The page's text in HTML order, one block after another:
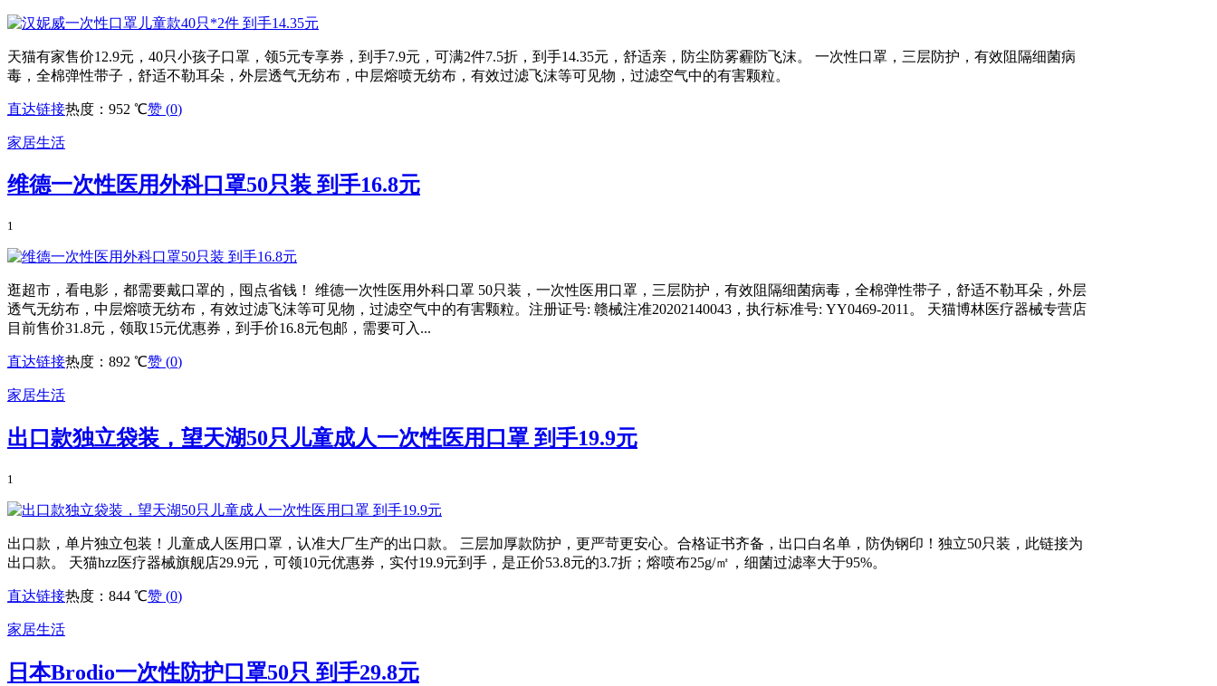
天猫有家售价12.9元，40只小孩子口罩，领5元专享券，到手7.9元，可满2件7.5折，到手14.35元，舒适亲，防尘防雾霾防飞沫。 一次性口罩，三层防护，有效阻隔细菌病
毒，全棉弹性带子，舒适不勒耳朵，外层透气无纺布，中层熔喷无纺布，有效过滤飞沫等可见物，过滤空气中的有害颗粒。
直达链接热度：952 ℃赞 (0)
家居生活
维德一次性医用外科口罩50只装 到手16.8元
1
逛超市，看电影，都需要戴口罩的，囤点省钱！ 维德一次性医用外科口罩 50只装，一次性医用口罩，三层防护，有效阻隔细菌病毒，全棉弹性带子，舒适不勒耳朵，外层
透气无纺布，中层熔喷无纺布，有效过滤飞沫等可见物，过滤空气中的有害颗粒。注册证号: 赣械注准20202140043，执行标准号: YY0469-2011。 天猫博林医疗器械专营店
目前售价31.8元，领取15元优惠券，到手价16.8元包邮，需要可入...
直达链接热度：892 ℃赞 (0)
家居生活
出口款独立袋装，望天湖50只儿童成人一次性医用口罩 到手19.9元
1
出口款，单片独立包装！儿童成人医用口罩，认准大厂生产的出口款。 三层加厚款防护，更严苛更安心。合格证书齐备，出口白名单，防伪钢印！独立50只装，此链接为
出口款。 天猫hzz医疗器械旗舰店29.9元，可领10元优惠券，实付19.9元到手，是正价53.8元的3.7折；熔喷布25g/㎡，细菌过滤率大于95%。
直达链接热度：844 ℃赞 (0)
家居生活
日本Brodio一次性防护口罩50只 到手29.8元